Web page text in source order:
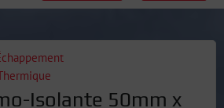
Isolante 50mm x